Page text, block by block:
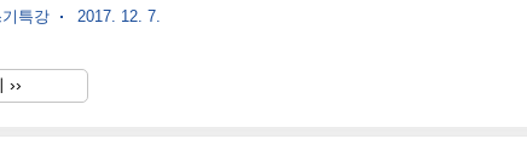
런데 이게 가능할까? 돌은 무게가 제각각이다. 현무암의 경우는
아니고, 변성암인듯.... 돌은 기초다. 건물을 세울 때 큰 암석이 자
이 올라 간다. 그렇지 않다면 깊이 파내려간 기초를 다져야 한다.
특강 2017. 12. 7.
››